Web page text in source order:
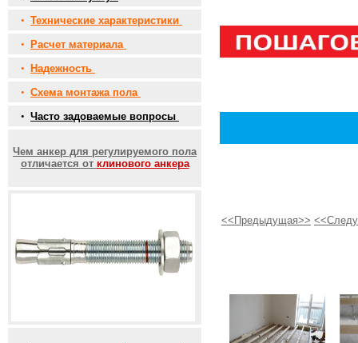
• Технические характеристики
•
Расчет материала
•
Надежность
• Схема монтажа пола
• Часто задоваемые вопросы
Чем анкер для регулируемого пола
отличается от клинового анкера
<<Предыдущая>>